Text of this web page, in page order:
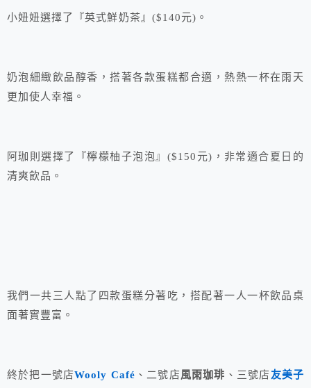
小妞妞選擇了『英式鮮奶茶』($140元)。
奶泡細緻飲品醇香，搭著各款蛋糕都合適，熱熱一杯在雨天
更加使人幸福。
阿珈則選擇了『檸檬柚子泡泡』($150元)，非常適合夏日的
清爽飲品。
我們一共三人點了四款蛋糕分著吃，搭配著一人一杯飲品桌
面著實豐富。
終於把一號店Wooly Café 、二號店風雨珈琲 、三號店友美子